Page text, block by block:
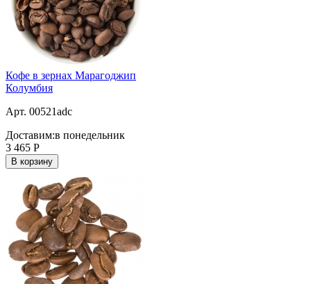
Кофе в зернах Марагоджип
Колумбия
Арт. 00521adc
Доставим:в понедельник
3 465 Р
В корзину